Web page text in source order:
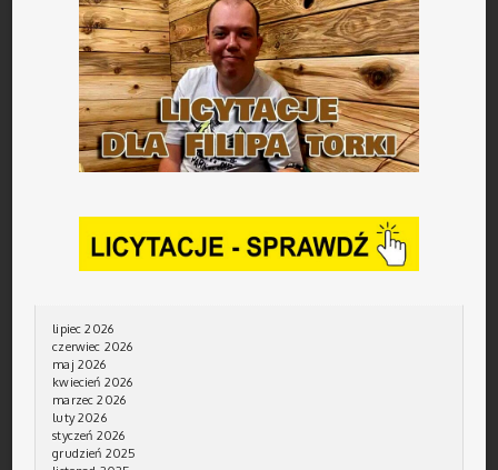
lipiec 2026
czerwiec 2026
maj 2026
kwiecień 2026
marzec 2026
luty 2026
styczeń 2026
grudzień 2025